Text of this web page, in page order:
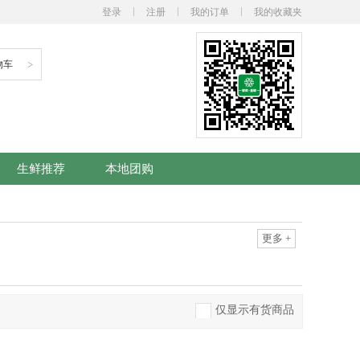
登录 注册 我的订单 我的收藏夹
>
车
生鲜推荐 本地团购
更多 +
仅显示有货商品